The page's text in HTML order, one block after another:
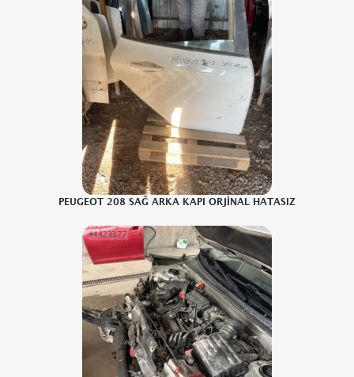
PEUGEOT 208 SAĞ ARKA KAPI ORJİNAL HATASIZ